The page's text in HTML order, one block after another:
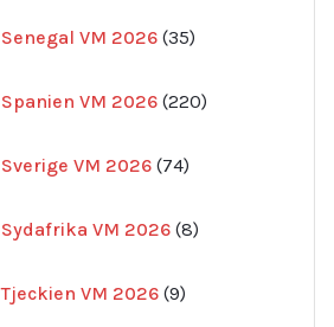
Senegal VM 2026 35
produkter
Spanien VM 2026 220
produkter
Sverige VM 2026 74
produkter
Sydafrika VM 2026 8
produkter
Tjeckien VM 2026 9
produkter